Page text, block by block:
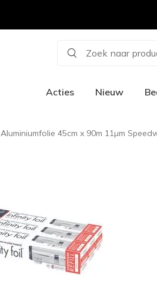
Zoek naar
Acties Nieuw
Aluminiumfolie 45cm x 90m 11µm